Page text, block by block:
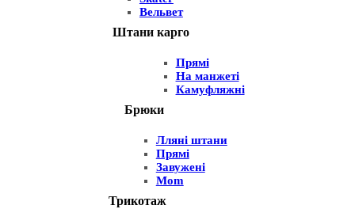
Вельвет
Штани карго
Прямі
На манжеті
Камуфляжні
Брюки
Лляні штани
Прямі
Завужені
Mom
Трикотаж